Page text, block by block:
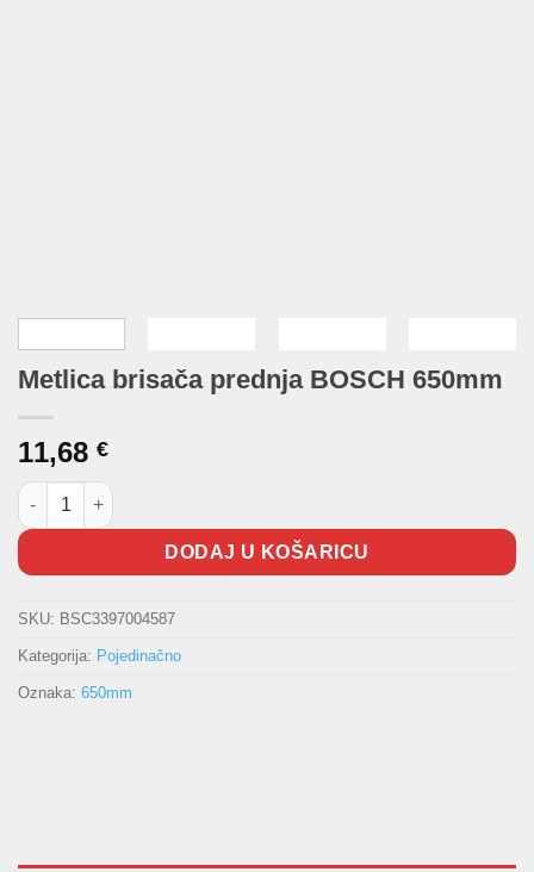
Metlica brisača prednja BOSCH 650mm
11,68 €
Metlica brisača prednja BOSCH 650mm količina
DODAJ U KOŠARICU
SKU: BSC3397004587
Kategorija: Pojedinačno
Oznaka: 650mm